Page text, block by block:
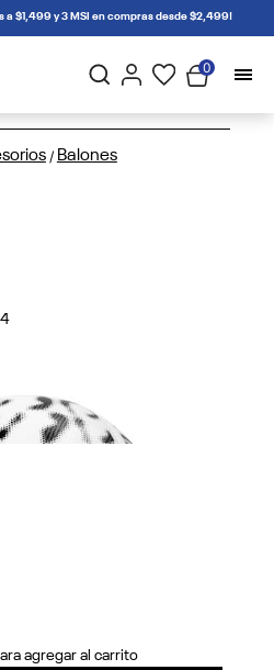
a $1,499 y 3 MSI en compras desde $2,499!
0
/ Balones
agregar al carrito